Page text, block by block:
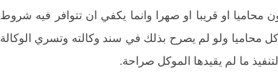
محاميا او قريبا او صهرا وانما يكفي ان تتوافر فيه شروط
محاميا ولو لم يصرح بذلك في سند وكالته وتسري الوكالة
ما لم يقيدها الموكل صراحة.